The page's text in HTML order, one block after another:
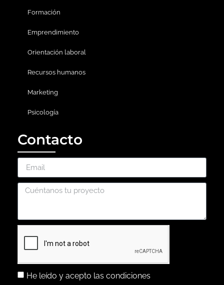
Formación
Emprendimiento
Orientación laboral
Recursos humanos
Marketing
Psicología
Contacto
He leído y acepto las condiciones